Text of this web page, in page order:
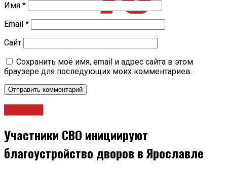
Имя *
Email *
Сайт
Сохранить моё имя, email и адрес сайта в этом
браузере для последующих моих комментариев.
Участники СВО инициируют
благоустройство дворов в Ярославле